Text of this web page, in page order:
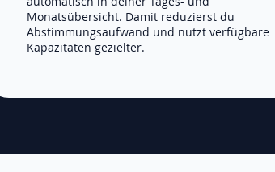
Monatsübersicht. Damit reduzierst du
Abstimmungsaufwand und nutzt verfügbare
Kapazitäten gezielter.